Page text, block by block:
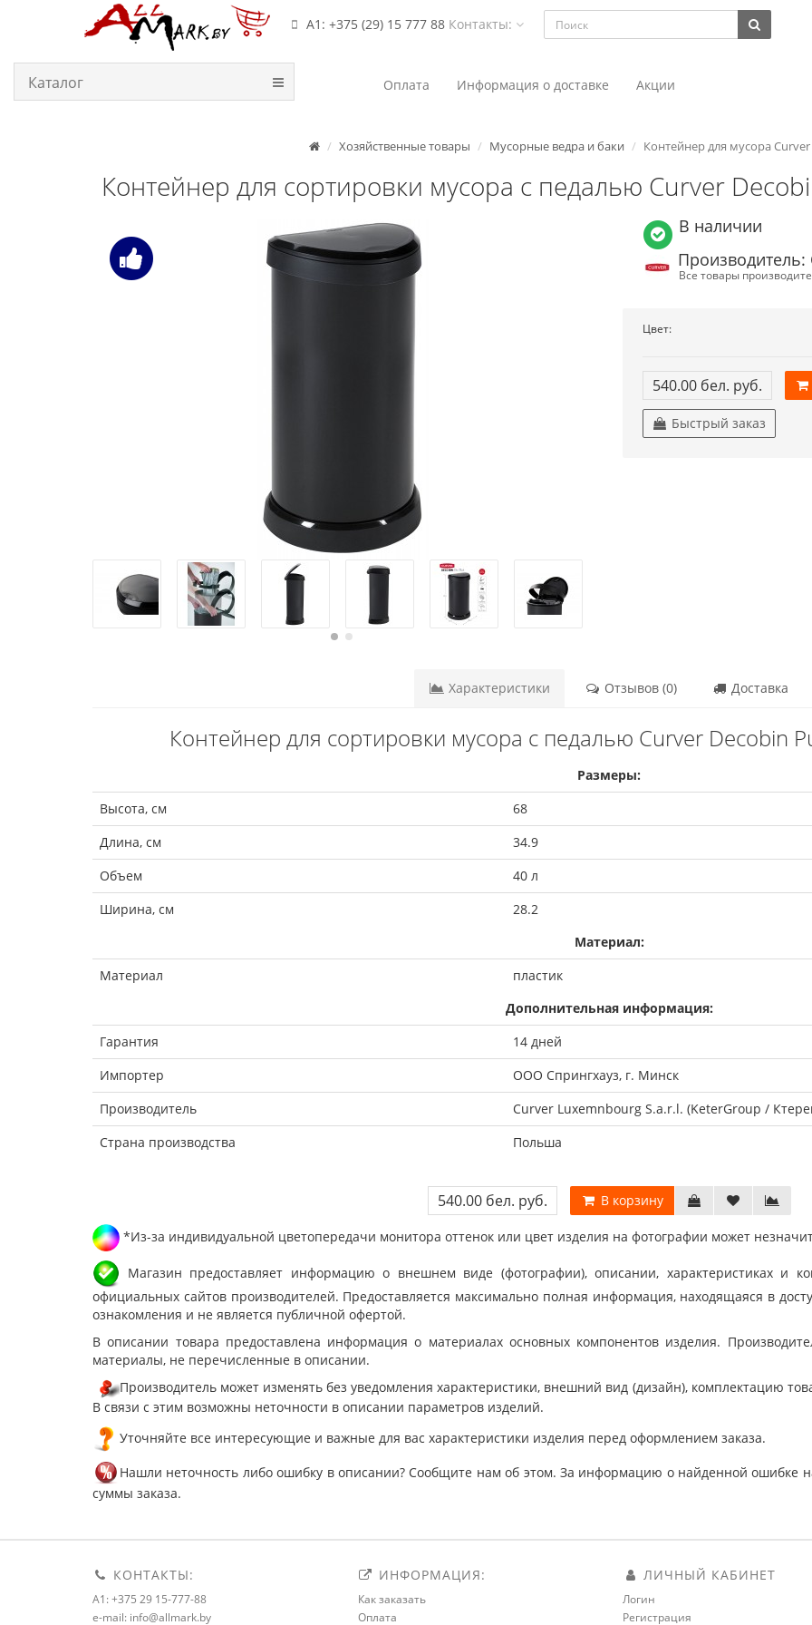
А1: +375 (29) 15 777 88 Контакты:
Каталог Оплата Информация о доставке Акции
Хозяйственные товары Мусорные ведра и баки Контейнер для мусора
Контейнер для сортировки мусора с педалью Curver
В наличии
Производитель:
Все товары
Цвет:
540.00 бел. руб.
Быстрый заказ
Характеристики Отзывов (0) Доставка
Контейнер для сортировки мусора с педалью Curver Decobin
Размеры:
Высота, см
68
Длина, см
34.9
Объем
40 л
Ширина, см
28.2
Материал:
Материал
пластик
Дополнительная информация:
Гарантия
14 дней
Импортер
ООО Спрингхауз, г. Минск
Производитель
Curver Luxemnbourg S.a.r.l. (KeterGroup /
Страна производства
Польша
540.00 бел. руб. В корзину
*Из-за индивидуальной цветопередачи монитора оттенок или цвет изделия на фотографии может
Магазин предоставляет информацию о внешнем виде (фотографии), описании, характеристиках и
официальных сайтов производителей. Предоставляется максимально полная информация, находящаяся в
ознакомления и не является публичной офертой.
В описании товара предоставлена информация о материалах основных компонентов изделия.
материалы, не перечисленные в описании.
Производитель может изменять без уведомления характеристики, внешний вид (дизайн), комплектацию
В связи с этим возможны неточности в описании параметров изделий.
Уточняйте все интересующие и важные для вас характеристики изделия перед оформлением заказа.
Нашли неточность либо ошибку в описании? Сообщите нам об этом. За информацию о найденной ошибке
суммы заказа.
КОНТАКТЫ:
A1: +375 29 15-777-88
e-mail: info@allmark.by
ИНФОРМАЦИЯ:
Как заказать
Оплата
ЛИЧНЫЙ КАБИНЕТ
Логин
Регистрация